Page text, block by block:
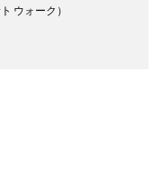
ウォーク）